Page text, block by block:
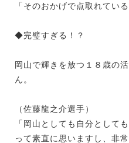
「そのおかげで点取れてい
◆完璧すぎる！？
岡山で輝きを放つ１８歳の
ん。
（佐藤龍之介選手）
「岡山としても自分として
って素直に思いますし、非